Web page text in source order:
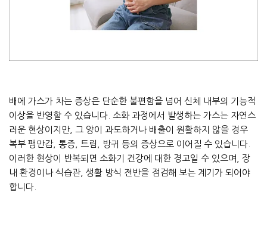
배에 가스가 차는 증상은 단순한 불편함을 넘어 신체 내부의 기능적
이상을 반영할 수 있습니다. 소화 과정에서 발생하는 가스는 자연스
러운 현상이지만, 그 양이 과도하거나 배출이 원활하지 않을 경우
복부 팽만감, 통증, 트림, 방귀 등의 증상으로 이어질 수 있습니다.
이러한 현상이 반복되면 소화기 건강에 대한 경고일 수 있으며, 장
내 환경이나 식습관, 생활 방식 전반을 점검해 보는 계기가 되어야
합니다.